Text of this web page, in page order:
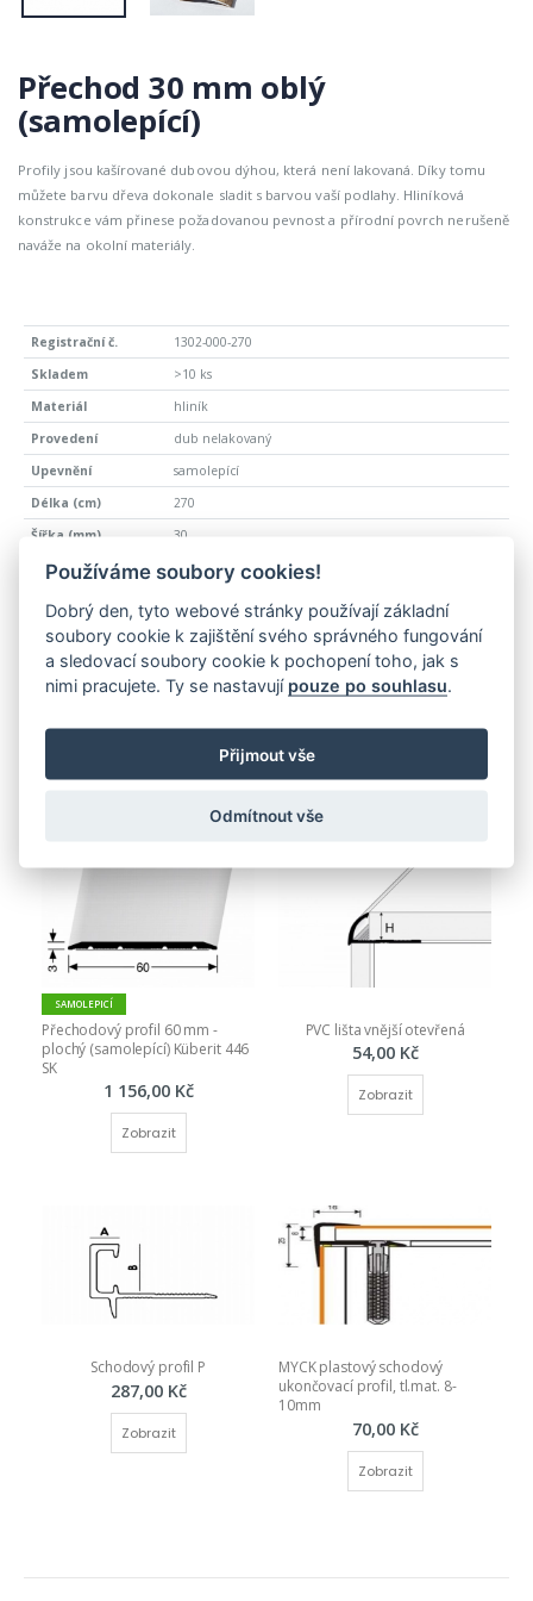
Přechod 30 mm oblý
(samolepící)
Profily jsou kašírované dubovou dýhou, která není lakovaná. Díky tomu
můžete barvu dřeva dokonale sladit s barvou vaší podlahy. Hliníková
konstrukce vám přinese požadovanou pevnost a přírodní povrch nerušeně
naváže na okolní materiály.
1302-000-270
>10 ks
hliník
dub nelakovaný
samolepící
270
30
746,00 Kč
902,66 Kč
PŘIDAT DO KOŠÍKU
Nejnovější produkty
SAMOLEPICÍ
Přechodový profil 60 mm -
plochý (samolepící) Küberit 446
SK
1 156,00 Kč
Zobrazit
PVC lišta vnější otevřená
54,00 Kč
Zobrazit
Schodový profil P
287,00 Kč
Zobrazit
MYCK plastový schodový
ukončovací profil, tl.mat. 8-
10mm
70,00 Kč
Zobrazit
Používáme soubory cookies!
Dobrý den, tyto webové stránky používají základní
soubory cookie k zajištění svého správného fungování
a sledovací soubory cookie k pochopení toho, jak s
nimi pracujete. Ty se nastavují pouze po souhlasu.
Přijmout vše
Odmítnout vše